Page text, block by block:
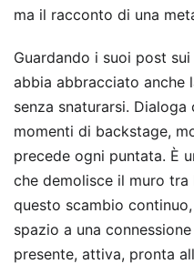
ma il racconto di una
Guardando i suoi post
abbia abbracciato anche
senza snaturarsi.
momenti di backstage,
precede ogni puntata. È
che demolisce il muro
questo scambio
spazio a una
presente, attiva, pronta